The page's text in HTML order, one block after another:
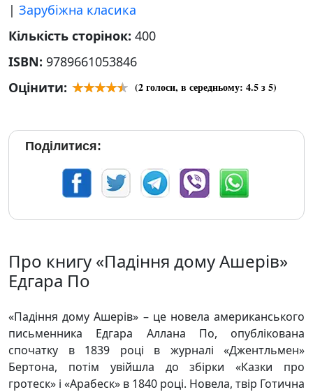
| Зарубіжна класика
Кількість сторінок: 400
ISBN: 9789661053846
Оцінити:
(2голоси, в середньому: 4.5з 5)
Поділитися:
Про книгу «Падіння дому Ашерів»
Едгара По
«Падіння дому Ашерів» – це новела американського
письменника Едгара Аллана По, опублікована
спочатку в 1839 році в журналі «Джентльмен»
Бертона, потім увійшла до збірки «Казки про
гротеск» і «Арабеск» в 1840 році. Новела, твір Готична